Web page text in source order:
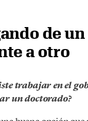
de un
a otro
trabajar en el
un doctorado?